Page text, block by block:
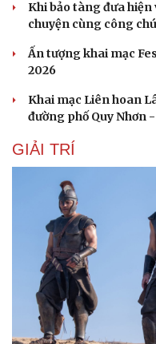
Tư vấn
Săn Tour
Khi bảo tàng đưa
chuyện cùng công
Ấn tượng khai mạc
2026
Khai mạc Liên hoan
đường phố Quy Nhơn
GIẢI TRÍ